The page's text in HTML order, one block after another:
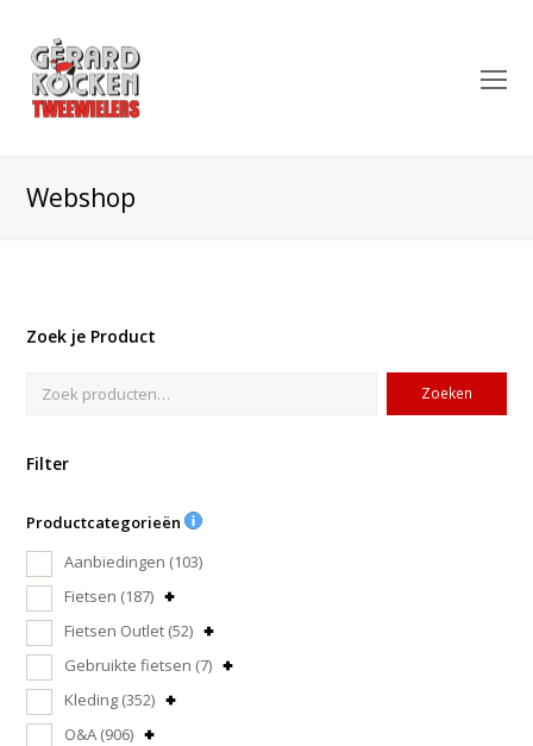
Webshop
Zoek je Product
Zoeken
Filter
Productcategorieën
Aanbiedingen (103)
Fietsen (187)
Fietsen Outlet (52)
Gebruikte fietsen (7)
Kleding (352)
O&A (906)